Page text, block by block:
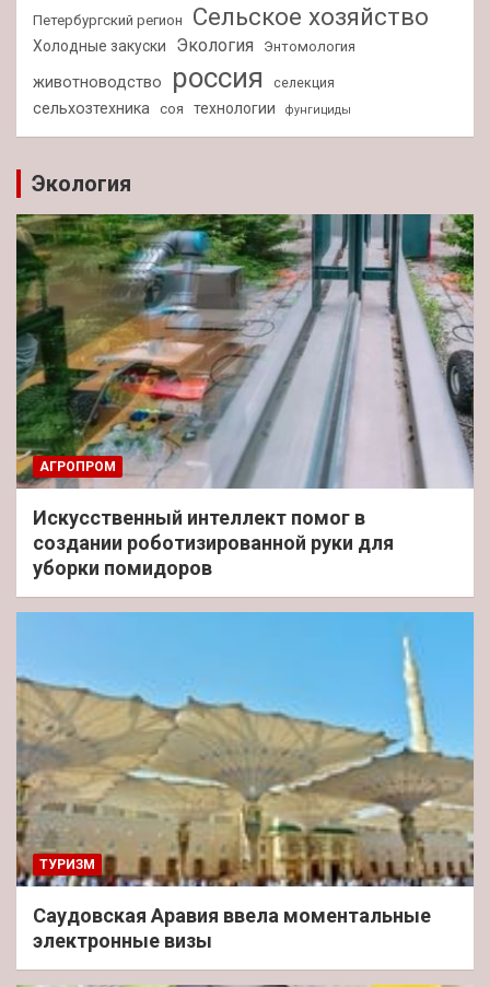
Петербургский регион
Сельское хозяйство
Холодные закуски Экология Энтомология
животноводство россия селекция
сельхозтехника соя технологии фунгициды
Экология
АГРОПРОМ
Искусственный интеллект помог в
создании роботизированной руки для
уборки помидоров
ТУРИЗМ
Саудовская Аравия ввела моментальные
электронные визы